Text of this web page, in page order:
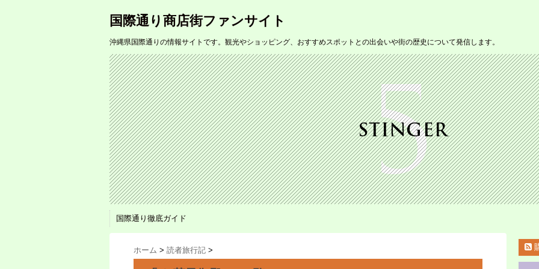
国際通り商店街ファンサイト
沖縄県国際通りの情報サイトです。観光やショッピング、おすすめスポットとの出会いや街の歴史について発信します。
国際通り徹底ガイド
ホーム > 読者旅行記 >